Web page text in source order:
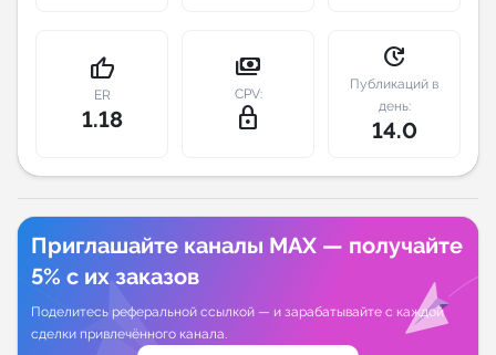
thumb_up
ER
1.18
payments
CPV:
lock_outline
update
Публикаций в
день:
14.0
Приглашайте каналы MAX — получайте
5% с их заказов
Поделитесь реферальной ссылкой — и зарабатывайте с каждой
сделки привлечённого канала.